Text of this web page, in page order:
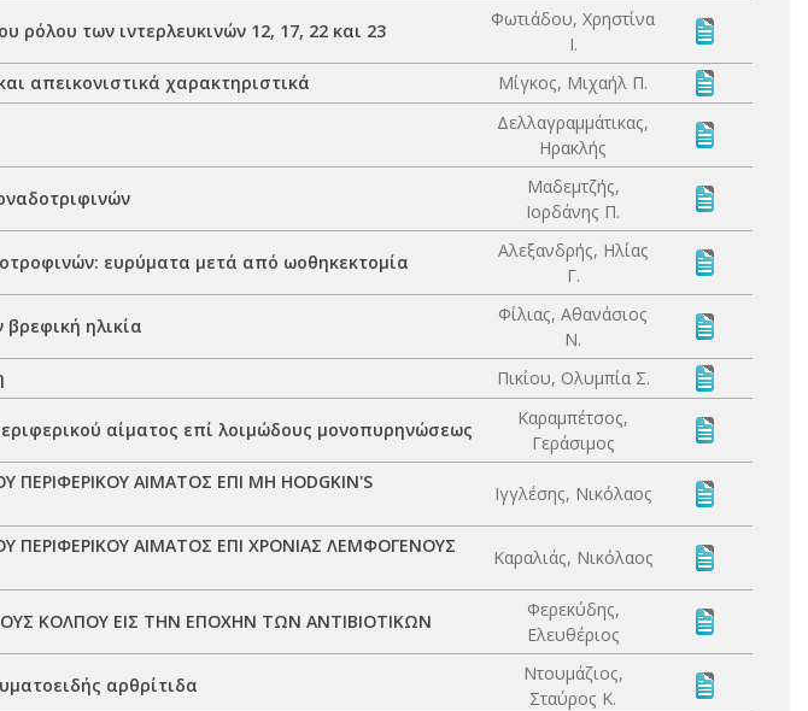
ρόλου των ιντερλευκινών 12, 17, 22 και 23
Φωτιάδου, Χρηστίνα
Ι.
απεικονιστικά χαρακτηριστικά Μίγκος, Μιχαήλ Π.
Δελλαγραμμάτικας,
Ηρακλής
Μαδεμτζής,
Ιορδάνης Π.
ευρύματα μετά από ωοθηκεκτομία
Αλεξανδρής, Ηλίας
Γ.
ηλικία
Φίλιας, Αθανάσιος
Ν.
Πικίου, Ολυμπία Σ.
αίματος επί λοιμώδους μονοπυρηνώσεως
Καραμπέτσος,
Γεράσιμος
ΑΙΜΑΤΟΣ ΕΠΙ ΜΗ HODGKIN'S
Ιγγλέσης, Νικόλαος
ΑΙΜΑΤΟΣ ΕΠΙ ΧΡΟΝΙΑΣ ΛΕΜΦΟΓΕΝΟΥΣ
Καραλιάς, Νικόλαος
ΚΟΛΠΟΥ ΕΙΣ ΤΗΝ ΕΠΟΧΗΝ ΤΩΝ ΑΝΤΙΒΙΟΤΙΚΩΝ
Φερεκύδης,
Ελευθέριος
αρθρίτιδα
Ντουμάζιος,
Σταύρος Κ.